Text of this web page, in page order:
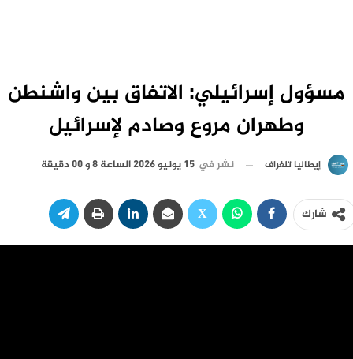
مسؤول إسرائيلي: الاتفاق بين واشنطن
وطهران مروع وصادم لإسرائيل
إيطاليا تلغراف نشر في 15 يونيو 2026 الساعة 8 و 00 دقيقة
شارك